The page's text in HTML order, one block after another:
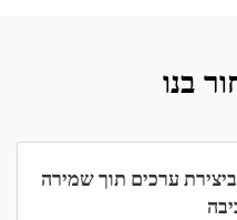
בנו
ביצירת ערכים תוך שמירה